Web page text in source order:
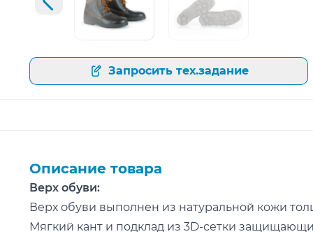
Открыть изображение
Запросить тех.задание
Описание товара
Верх обуви:
Верх обуви выполнен из натуральной кожи
Мягкий кант и подклад из 3D-сетки